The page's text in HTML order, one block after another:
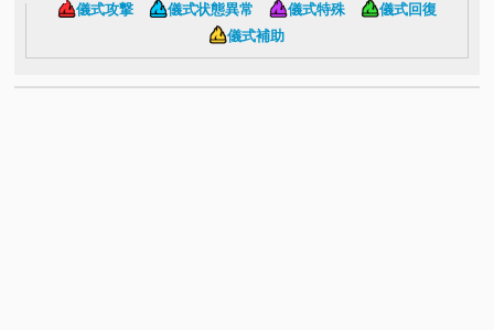
儀式攻撃
儀式状態異常 儀式特殊
儀式回復
儀式補助